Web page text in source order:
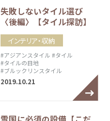
失敗しないタイル選び
〈後編〉【タイル探訪】
インテリア・収納
#アジアンスタイル #タイル
#タイルの目地
#ブルックリンスタイル
2019.10.21